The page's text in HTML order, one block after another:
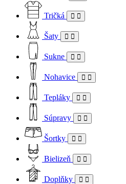
Tričká
Šaty
Sukne
Nohavice
Tepláky
Súpravy
Šortky
Bielizeň
Doplňky